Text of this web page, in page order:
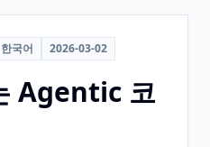
한국어 2026-03-02
Agentic 코